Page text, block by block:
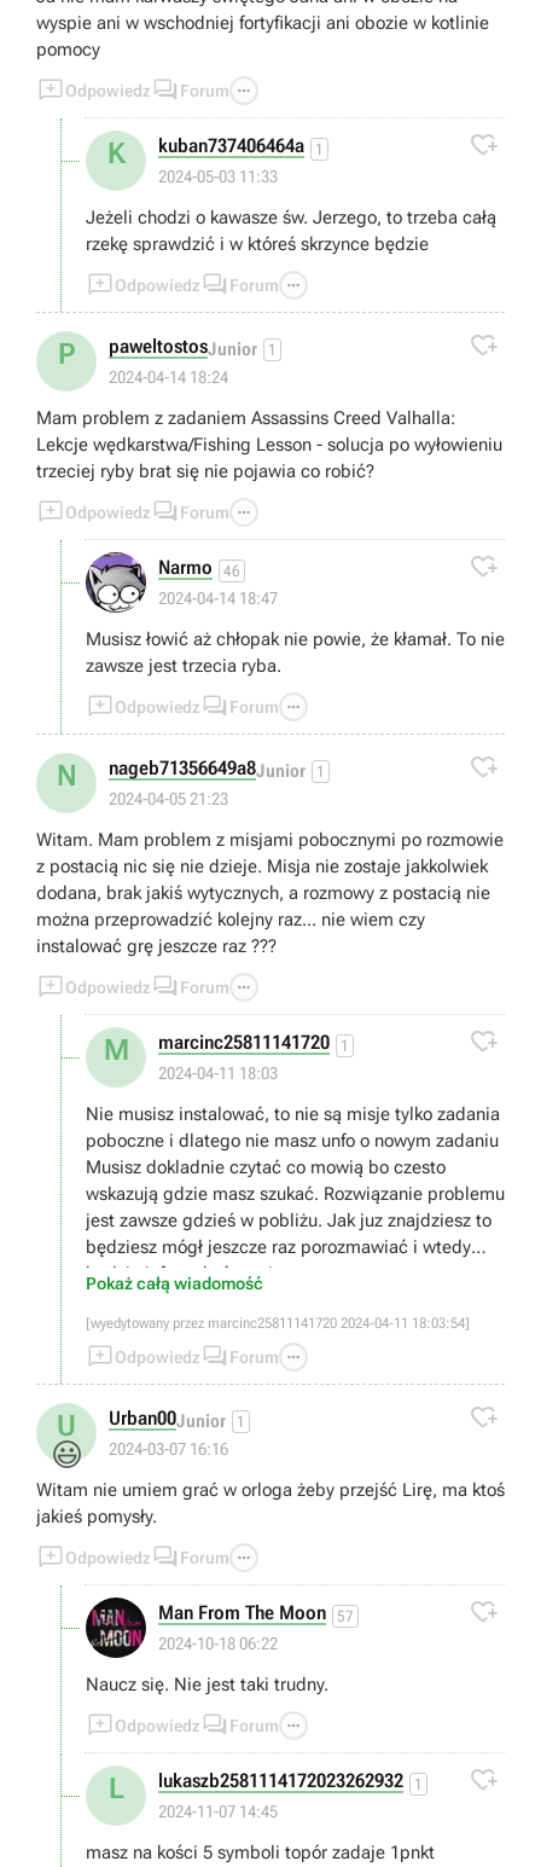
wyspie ani w wschodniej fortyfikacji ani obozie w kotlinie
pomocy
Odpowiedz  Forum 
K kuban737406464a 1
2024-05-03 11:33

Jeżeli chodzi o kawasze św. Jerzego, to trzeba całą
rzekę sprawdzić i w któreś skrzynce będzie
Odpowiedz  Forum 
P paweltostosJunior 1
2024-04-14 18:24

Mam problem z zadaniem Assassins Creed Valhalla:
Lekcje wędkarstwa/Fishing Lesson - solucja po wyłowieniu
trzeciej ryby brat się nie pojawia co robić?
Odpowiedz  Forum 
Narmo 46
2024-04-14 18:47

Musisz łowić aż chłopak nie powie, że kłamał. To nie
zawsze jest trzecia ryba.
Odpowiedz  Forum 
N nageb71356649a8Junior 1
2024-04-05 21:23

Witam. Mam problem z misjami pobocznymi po rozmowie
z postacią nic się nie dzieje. Misja nie zostaje jakkolwiek
dodana, brak jakiś wytycznych, a rozmowy z postacią nie
można przeprowadzić kolejny raz... nie wiem czy
instalować grę jeszcze raz ???
Odpowiedz  Forum 
M marcinc25811141720 1
2024-04-11 18:03

Nie musisz instalować, to nie są misje tylko zadania
poboczne i dlatego nie masz unfo o nowym zadaniu
Musisz dokladnie czytać co mowią bo czesto
wskazują gdzie masz szukać. Rozwiązanie problemu
jest zawsze gdzieś w pobliżu. Jak juz znajdziesz to
będziesz mógł jeszcze raz porozmawiać i wtedy
będzie info o ukończeniu.
Pokaż całą wiadomość
[wyedytowany przez marcinc25811141720 2024-04-11 18:03:54]
Odpowiedz  Forum 
U
😃
Urban00Junior 1
2024-03-07 16:16

Witam nie umiem grać w orloga żeby przejść Lirę, ma ktoś
jakieś pomysły.
Odpowiedz  Forum 
Man From The Moon 57
2024-10-18 06:22

Naucz się. Nie jest taki trudny.
Odpowiedz  Forum 
L lukaszb2581114172023262932 1
2024-11-07 14:45

masz na kości 5 symboli topór zadaje 1pnkt